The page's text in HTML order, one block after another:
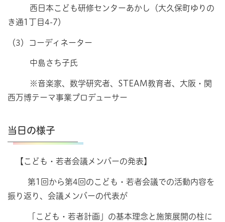
西日本こども研修センターあかし（大久保町ゆりの
き通1丁目4-7）
（3）コーディネーター
中島さち子氏
※音楽家、数学研究者、STEAM教育者、大阪・関
西万博テーマ事業プロデューサー
当日の様子
【こども・若者会議メンバーの発表】
第1回から第4回のこども・若者会議での活動内容を
振り返り、会議メンバーの代表が
「こども・若者計画」の基本理念と施策展開の柱に